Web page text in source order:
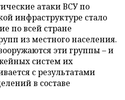
атаки ВСУ по
инфраструктуре стало
по всей стране
из местного населения.
эти группы – и
систем их
с результатами
в составе